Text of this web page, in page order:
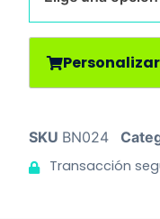
SKU BN024
Transacción